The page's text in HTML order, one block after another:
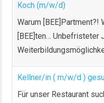
Koch (m/w/d)
Warum
[BEE]ten… Unbefristeter
Kellner/in ( m/w/d )
Für unser Restaurant